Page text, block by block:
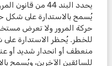
يحدد البند 44 من
حركة المرور ولا تعرض
منعطف أو انحدار شديد أو